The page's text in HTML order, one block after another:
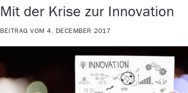
Mit der Krise zur Innovation
BEITRAG VOM 4. DECEMBER 2017